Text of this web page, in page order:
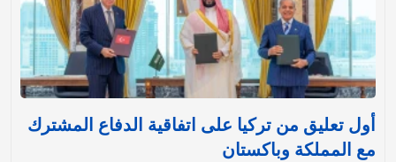
أول تعليق من تركيا على اتفاقية الدفاع المشترك
مع المملكة وباكستان